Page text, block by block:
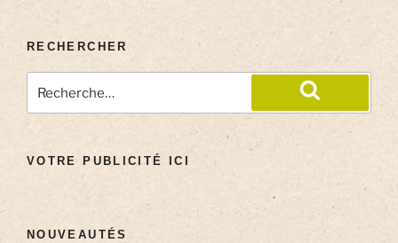
RECHERCHER
VOTRE PUBLICITÉ ICI
NOUVEAUTÉS